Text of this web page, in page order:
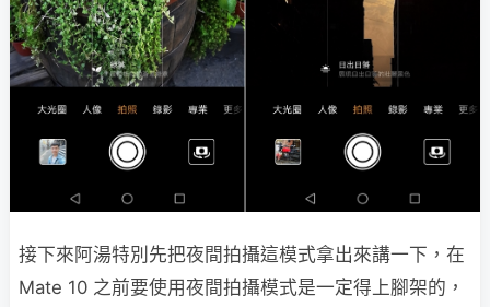
接下來阿湯特別先把夜間拍攝這模式拿出來講一下，在
Mate 10 之前要使用夜間拍攝模式是一定得上腳架的，